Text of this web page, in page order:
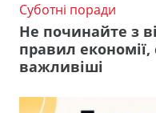
Суботні поради
Не починайте з
правил
важливіші